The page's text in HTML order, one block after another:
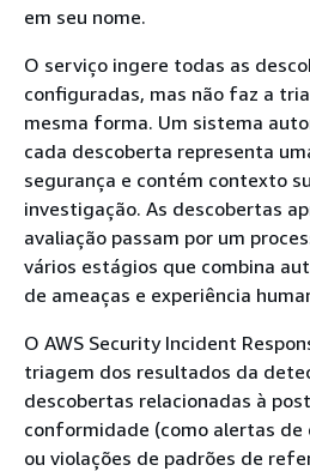
em seu nome.
O serviço ingere todas as
configuradas, mas não faz a
mesma forma. Um sistema
cada descoberta representa
segurança e contém contexto
investigação. As descobertas
avaliação passam por um
vários estágios que combina
de ameaças e experiência
O AWS Security Incident
triagem dos resultados da
descobertas relacionadas à
conformidade (como alertas
ou violações de padrões de